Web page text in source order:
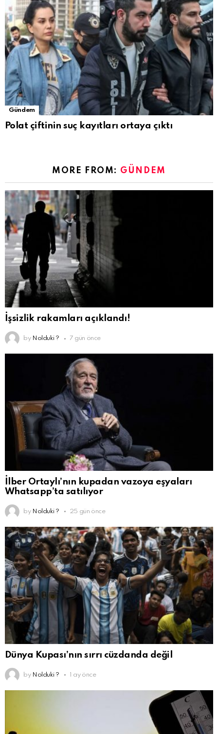
Gündem
Polat çiftinin suç kayıtları ortaya çıktı
MORE FROM: GÜNDEM
İşsizlik rakamları açıklandı!
by Nolduki ? 7 gün önce
İlber Ortaylı’nın kupadan vazoya eşyaları
Whatsapp’ta satılıyor
by Nolduki ? 25 gün önce
Dünya Kupası’nın sırrı cüzdanda değil
by Nolduki ? 1 ay önce